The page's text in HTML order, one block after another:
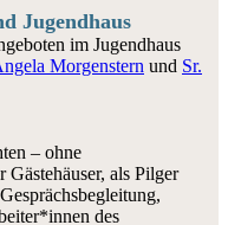
Jugendhaus
im Jugendhaus
Morgenstern und Sr.
– ohne
Gästehäuser, als Pilger
des